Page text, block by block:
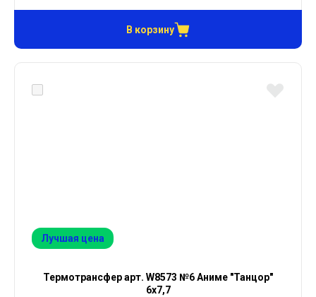
В корзину
Лучшая цена
Термотрансфер арт. W8573 №6 Аниме "Танцор"
6х7,7